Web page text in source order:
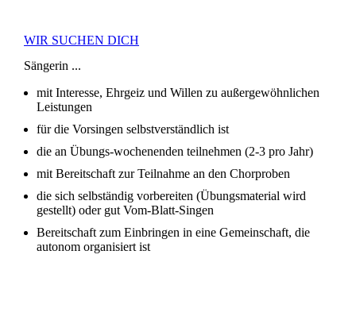
WIR SUCHEN DICH
Sängerin ...
mit Interesse, Ehrgeiz und Willen zu außergewöhnlichen
Leistungen
für die Vorsingen selbstverständlich ist
die an Übungs-wochenenden teilnehmen (2-3 pro Jahr)
mit Bereitschaft zur Teilnahme an den Chorproben
die sich selbständig vorbereiten (Übungsmaterial wird
gestellt) oder gut Vom-Blatt-Singen
Bereitschaft zum Einbringen in eine Gemeinschaft, die
autonom organisiert ist